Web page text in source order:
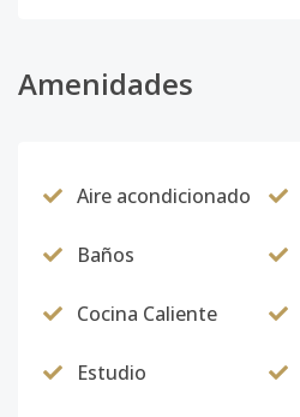
Amenidades
Aire acondicionado
Baños
Cocina Caliente
Estudio